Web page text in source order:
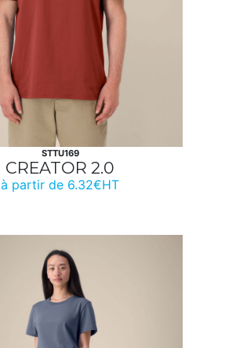
STTU169
CREATOR 2.0
à partir de 6.32€HT